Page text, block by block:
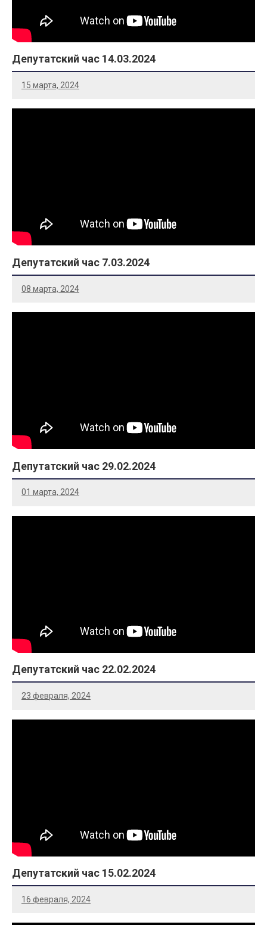
Депутатский час 14.03.2024
15 марта, 2024
Депутатский час 7.03.2024
08 марта, 2024
Депутатский час 29.02.2024
01 марта, 2024
Депутатский час 22.02.2024
23 февраля, 2024
Депутатский час 15.02.2024
16 февраля, 2024